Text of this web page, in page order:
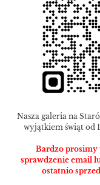
Nasza galeria na
wyjątkiem świąt od
Bardzo prosimy
sprawdzenie email
ostatnio